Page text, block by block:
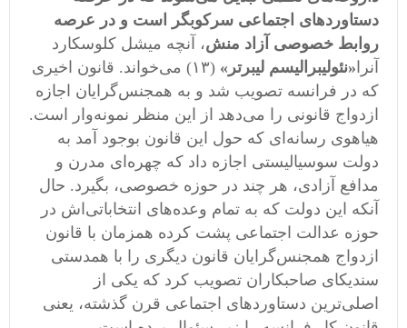
دستاوردهای اجتماعی سرکوبگر است و در عرصه
روابط خصوصی آزاد منش، آنچه میشل کلوسکارد
آنرا «نئولیبرالیسم لیبرتر»
(۱۳) می‌خواند. قانون اخیری
که در فرانسه تصویب شد و به همجنس‌گرایان اجازه
ازدواج قانونی را می‌دهد از این منظر نمونه‌وار است.
هیاهوی رسانه‌ای که حول این قانون بوجود آمد به
دولت سوسیالیستی اجازه داد که چهره‌ای مدرن و
مدافع آزادی، هر چند در حوزه خصوصی، بگیرد. حال
آنکه این دولت که به تمام وعده‌های انتخاباتی‌اش در
حوزه عدالت اجتماعی پشت کرده همزمان با قانون
ازدواج همجنس‌گرایان قانون دیگری را با همدستی
سندیکای صاحبکاران تصویب کرد که یکی از
اصلی‌ترین دستاوردهای اجتماعی قرن گذشته، یعنی